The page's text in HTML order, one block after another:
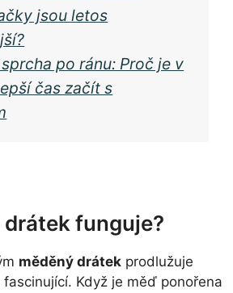
jsou letos
po ránu: Proč je v
čas začít s
funguje?
měděný drátek prodlužuje
Když je měď ponořena